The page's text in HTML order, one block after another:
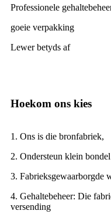
Professionele
goeie verpakking
Lewer betyds af
Hoekom ons kies
1. Ons is die bronfabriek,
2. Ondersteun klein
3. Fabrieksgewaarborgde
4. Gehaltebeheer: Die
versending